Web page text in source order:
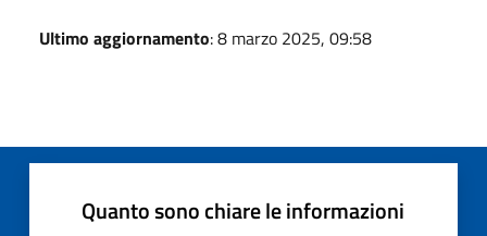
Ultimo aggiornamento: 8 marzo 2025, 09:58
Quanto sono chiare le informazioni